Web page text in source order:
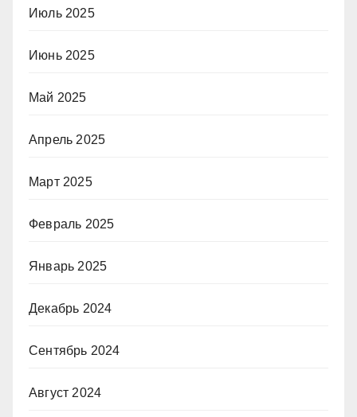
Июль 2025
Июнь 2025
Май 2025
Апрель 2025
Март 2025
Февраль 2025
Январь 2025
Декабрь 2024
Сентябрь 2024
Август 2024